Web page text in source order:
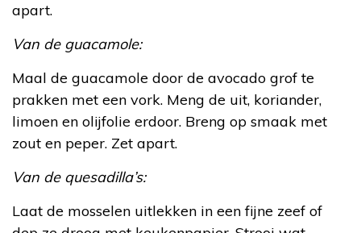
apart.
Van de guacamole:
Maal de guacamole door de avocado grof te
prakken met een vork. Meng de uit, koriander,
limoen en olijfolie erdoor. Breng op smaak met
zout en peper. Zet apart.
Van de quesadilla’s:
Laat de mosselen uitlekken in een fijne zeef of